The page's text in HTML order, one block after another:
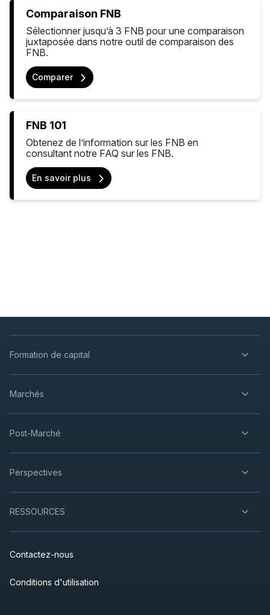
Comparaison FNB
Sélectionner jusqu’à 3 FNB pour une comparaison
juxtaposée dans notre outil de comparaison des
FNB.
Comparer
FNB 101
Obtenez de l’information sur les FNB en
consultant notre FAQ sur les FNB.
En savoir plus
Formation de capital
Marchés
Post-Marché
Perspectives
RESSOURCES
Contactez-nous
Conditions d'utilisation